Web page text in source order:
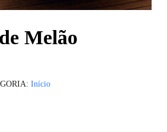
Melão
Início